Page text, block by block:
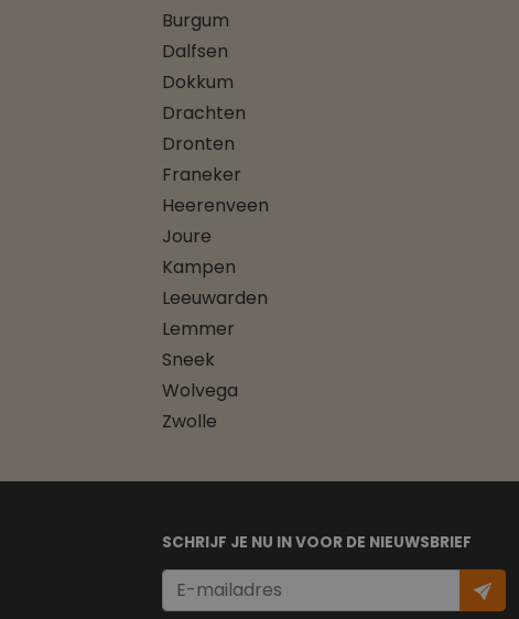
Burgum
Dalfsen
Dokkum
Drachten
Dronten
Franeker
Heerenveen
Joure
Kampen
Leeuwarden
Lemmer
Sneek
Wolvega
Zwolle
SCHRIJF JE NU IN VOOR DE NIEUWSBRIEF